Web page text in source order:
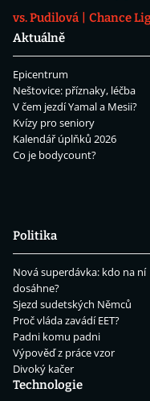
vs. Pudilová
Chance
Aktuálně
Epicentrum
Neštovice: příznaky, léčba
V čem jezdí Yamal a Mesii?
Kvízy pro seniory
Kalendář úplňků 2026
Co je bodycount?
Politika
Nová superdávka: kdo na ní
dosáhne?
Sjezd sudetských Němců
Proč vláda zavádí EET?
Padni komu padni
Výpověď z práce vzor
Divoký kačer
Technologie